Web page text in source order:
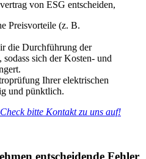
von ESG entscheiden,
Preisvorteile (z. B.
die Durchführung der
sich der Kosten- und
Ihrer elektrischen
und pünktlich.
bitte Kontakt zu uns auf!
entscheidende Fehler